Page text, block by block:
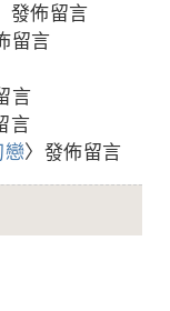
發佈留言
留言
言
言
戀〉發佈留言